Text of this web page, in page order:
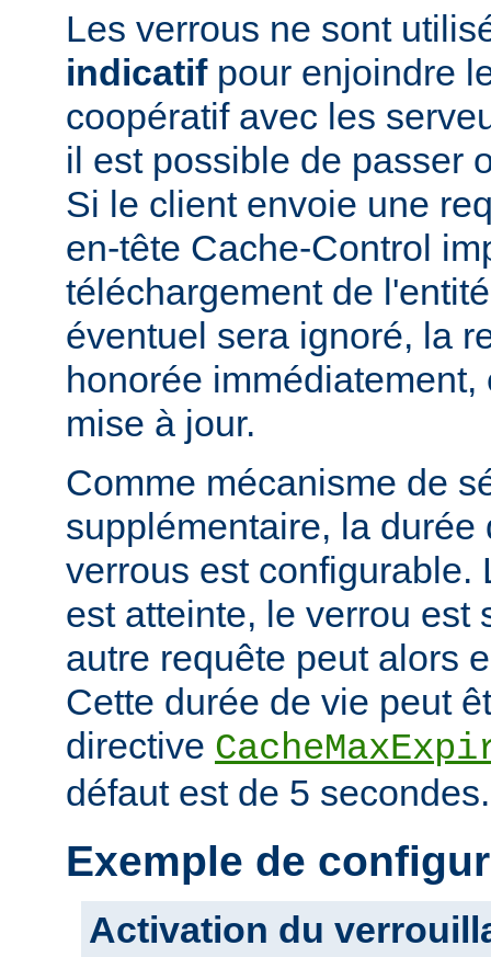
Les verrous ne sont
indicatifpour enjoindre
coopératif avec les
il est possible de passer
Si le client envoie une
en-tête Cache-Control
téléchargement de
éventuel sera ignoré, la
honorée
mise à jour.
Comme mécanisme de
supplémentaire, la
verrous est configurable.
est atteinte, le verrou est
autre requête peut alors
Cette durée de vie peut
directive
défaut est de 5 secondes.
Exemple de
Activation du